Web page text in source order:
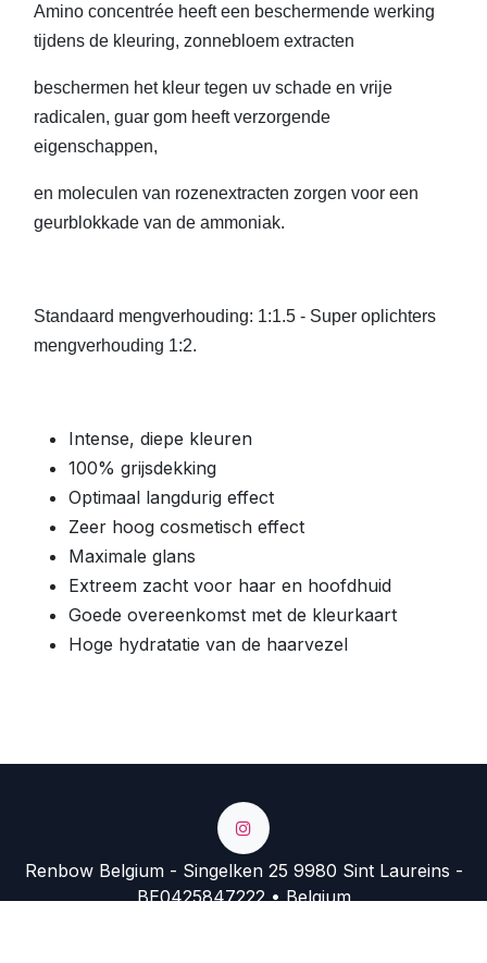
Amino concentrée heeft een beschermende werking
tijdens de kleuring, zonnebloem extracten
beschermen het kleur tegen uv schade en vrije
radicalen, guar gom heeft verzorgende
eigenschappen,
en moleculen van rozenextracten zorgen voor een
geurblokkade van de ammoniak.
Standaard mengverhouding: 1:1.5 - Super oplichters
mengverhouding 1:2.
Intense, diepe kleuren
100% grijsdekking
Optimaal langdurig effect
Zeer hoog cosmetisch effect
Maximale glans
Extreem zacht voor haar en hoofdhuid
Goede overeenkomst met de kleurkaart
Hoge hydratatie van de haarvezel
Renbow Belgium - Singelken 25 9980 Sint Laureins -
BE0425847222 • Belgium